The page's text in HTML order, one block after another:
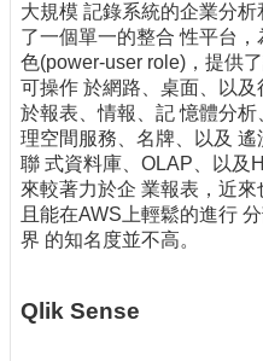
大規模 記錄系統的企業分
了一個單一的整合 性平台
色(power-user role)，提供
可操作 於網路、桌面、以
於報表、情報、記 憶體分
理空間服務、名牌、以及
聯 式資料庫、OLAP、以及
來較著力於企 業報表，近來
且能在AWS上輕鬆的進行
界 的知名度並不高。
Qlik Sense